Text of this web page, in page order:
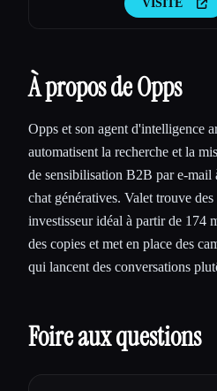
VISITE
À propos de Opps
Opps et son agent d'intelligence
automatisent la recherche et la
de sensibilisation B2B par e-mail
chat génératives. Valet trouve
investisseur idéal à partir de 174
des copies et met en place des
qui lancent des conversations
Foire aux questions